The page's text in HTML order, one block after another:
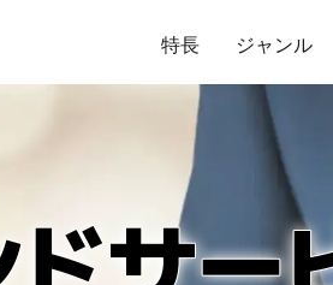
特長 ジャンル